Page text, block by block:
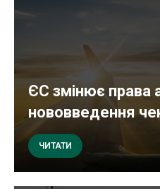
ЄС змінює права
нововведення
ЧИТАТИ